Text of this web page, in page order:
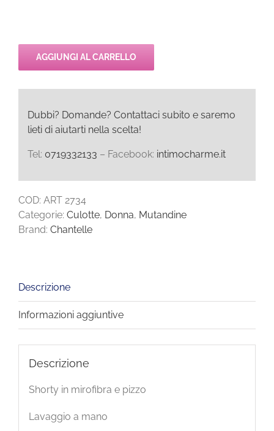
AGGIUNGI AL CARRELLO
Dubbi? Domande? Contattaci subito e saremo
lieti di aiutarti nella scelta!
Tel: 0719332133 – Facebook: intimocharme.it
COD: ART 2734
Categorie: Culotte, Donna, Mutandine
Brand: Chantelle
Descrizione
Informazioni aggiuntive
Descrizione
Shorty in mirofibra e pizzo
Lavaggio a mano